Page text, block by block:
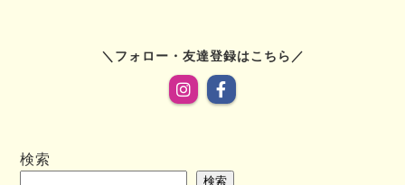
フォロー・友達登録はこちら
検索
検索